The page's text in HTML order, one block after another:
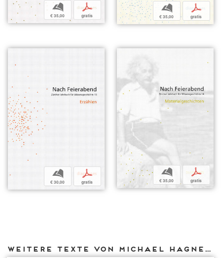
b
€ 35,00
p
gratis
b
€ 35,00
p
gratis
b
€ 30,00
p
gratis
b
€ 35,00
p
gratis
Weitere Texte von Michael Hagner bei DIAPHANES